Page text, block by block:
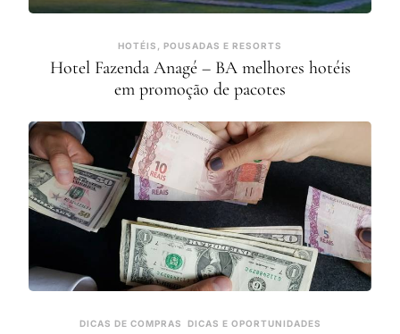
HOTÉIS, POUSADAS E RESORTS
Hotel Fazenda Anagé – BA melhores hotéis
em promoção de pacotes
DICAS DE COMPRAS DICAS E OPORTUNIDADES